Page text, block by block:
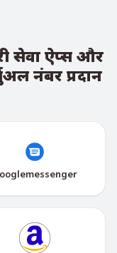
सेवा ऐप्स और
नंबर प्रदान